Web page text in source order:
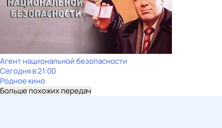
Агент национальной безопасности
Сегодня в 21:00
Родное кино
Больше похожих передач